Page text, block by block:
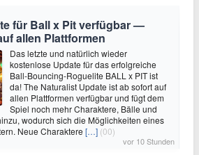
für Ball x Pit verfügbar —
allen Plattformen
Das letzte und natürlich wieder
kostenlose Update für das erfolgreiche
Ball-Bouncing-Roguelite BALL x PIT ist
da! The Naturalist Update ist ab sofort auf
allen Plattformen verfügbar und fügt dem
Spiel noch mehr Charaktere, Bälle und
wodurch sich die Möglichkeiten eines
Neue Charaktere […] (00)
vor 10 Stunden